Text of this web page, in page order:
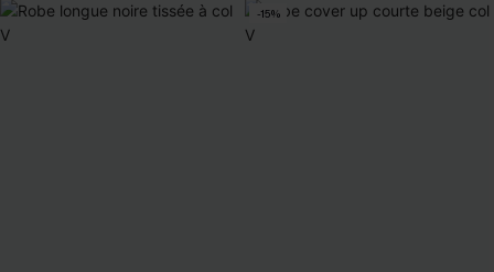
-15%